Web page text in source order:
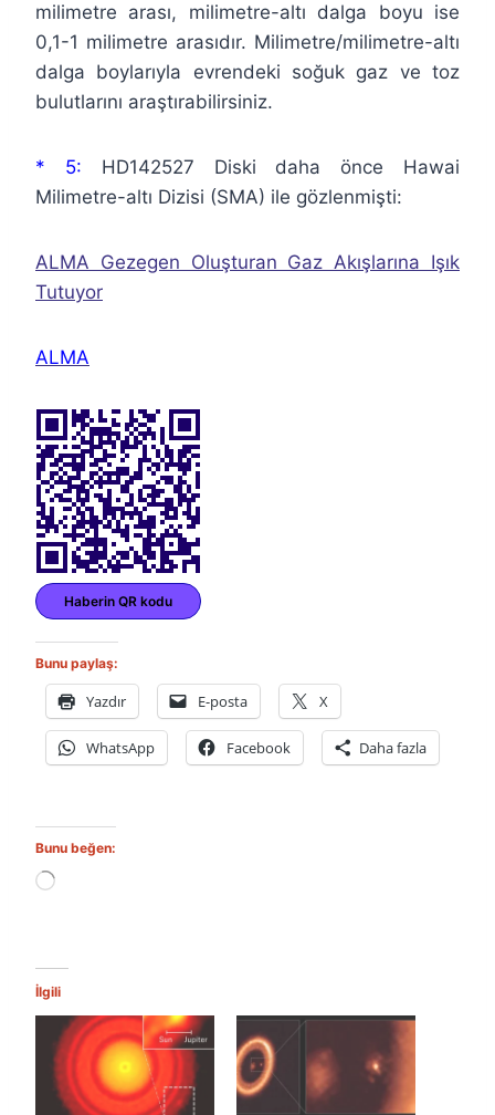
milimetre arası, milimetre-altı dalga boyu ise
0,1-1 milimetre arasıdır. Milimetre/milimetre-altı
dalga boylarıyla evrendeki soğuk gaz ve toz
bulutlarını araştırabilirsiniz.
* 5: HD142527 Diski daha önce Hawai
Milimetre-altı Dizisi (SMA) ile gözlenmişti:
ALMA Gezegen Oluşturan Gaz Akışlarına Işık
Tutuyor
ALMA
Haberin QR kodu
Bunu paylaş:
Yazdır E-posta X
WhatsApp Facebook Daha fazla
Bunu beğen:
Y
n
o
.
İlgili